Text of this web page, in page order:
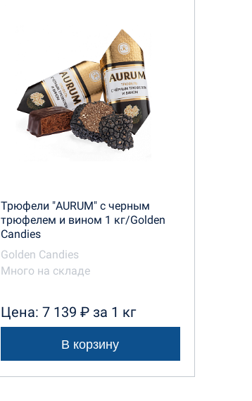
Трюфели "AURUM" с черным
трюфелем и вином 1 кг/Golden
Candies
Golden Candies
Много на складе
Цена: 7 139 ₽ за 1 кг
В корзину